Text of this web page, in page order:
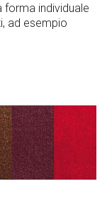
forma individuale
ad esempio